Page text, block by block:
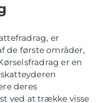
er
de første områder,
er en
deres
ved at trække visse